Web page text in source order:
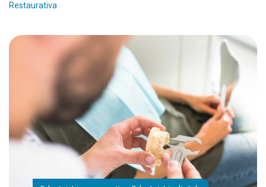
Restaurativa